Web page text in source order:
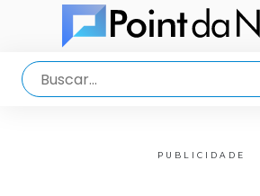
PUBLICIDADE